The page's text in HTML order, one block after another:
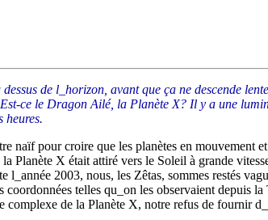
de l_horizon, avant que ça ne descende
ce le Dragon Ailé, la Planète X? Il y a une
heures.
naïf pour croire que les planètes en mouvement
X était attiré vers le Soleil à grande
2003, nous, les Zêtas, sommes restés
telles qu_on les observaient depuis
de la Planète X, notre refus de fournir